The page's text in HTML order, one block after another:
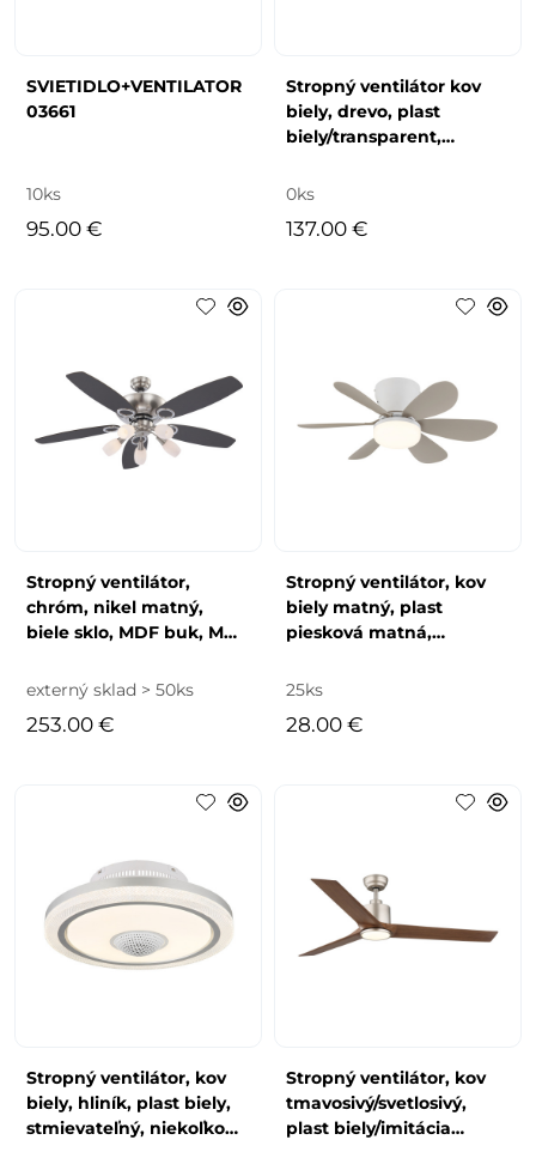
SVIETIDLO+VENTILATOR
03661
10ks
95.00 €
Stropný ventilátor kov
biely, drevo, plast
biely/transparent,
úrovní cez nást
0ks
137.00 €
Stropný ventilátor,
chróm, nikel matný,
biele sklo, MDF buk, MDF
smery otáčan
externý sklad > 50ks
253.00 €
Stropný ventilátor, kov
biely matný, plast
piesková matná,
rýchlostí pomocou n
25ks
28.00 €
Stropný ventilátor, kov
biely, hliník, plast biely,
stmievateľný, niekoľko
Stropný ventilátor, kov
tmavosivý/svetlosivý,
plast biely/imitácia